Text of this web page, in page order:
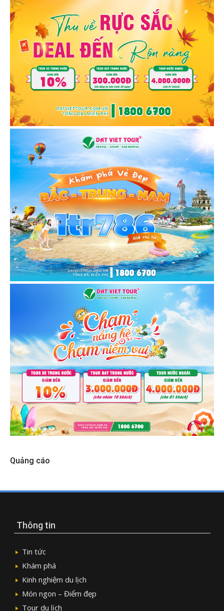
Quảng cáo
Thông tin
Tin tức
Khám phá
Kinh nghiệm du lịch
Món ngon – Điểm đẹp
Tour du lịch